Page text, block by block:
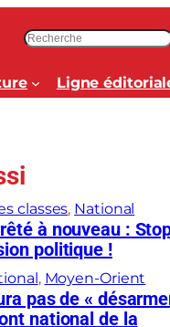
Ligne
classes, National
à nouveau :
politique !
, Moyen-Orient
pas de «
national de la